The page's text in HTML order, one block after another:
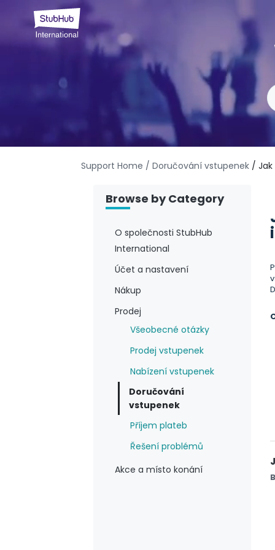
Support Home / Doručování vstupenek /
Browse by Category
O společnosti StubHub
International
Účet a nastavení
Nákup
Prodej
Všeobecné otázky
Prodej vstupenek
Nabízení vstupenek
Doručování
vstupenek
Příjem plateb
Řešení problémů
Akce a místo konání